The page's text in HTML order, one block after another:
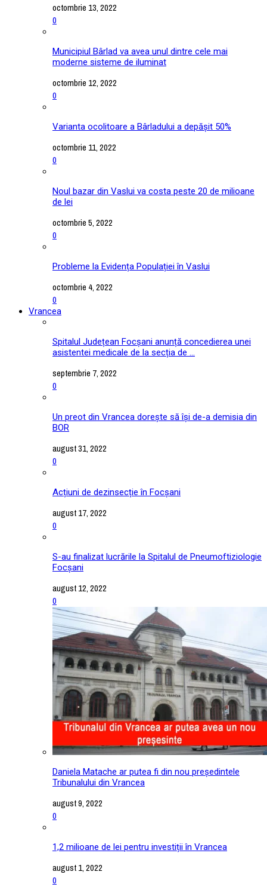
octombrie 13, 2022
0
Municipiul Bârlad va avea unul dintre cele mai
moderne sisteme de iluminat
octombrie 12, 2022
0
Varianta ocolitoare a Bârladului a depășit 50%
octombrie 11, 2022
0
Noul bazar din Vaslui va costa peste 20 de milioane
de lei
octombrie 5, 2022
0
Probleme la Evidența Populației în Vaslui
octombrie 4, 2022
0
Vrancea
Spitalul Județean Focșani anunță concedierea unei
asistentei medicale de la secția de ...
septembrie 7, 2022
0
Un preot din Vrancea dorește să își de-a demisia din
BOR
august 31, 2022
0
Acțiuni de dezinsecție în Focșani
august 17, 2022
0
S-au finalizat lucrările la Spitalul de Pneumoftiziologie
Focșani
august 12, 2022
0
Daniela Matache ar putea fi din nou președintele
Tribunalului din Vrancea
august 9, 2022
0
1,2 milioane de lei pentru investiții în Vrancea
august 1, 2022
0